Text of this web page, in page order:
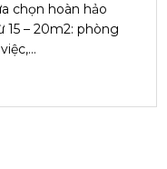
chọn hoàn hảo
– 20m2: phòng